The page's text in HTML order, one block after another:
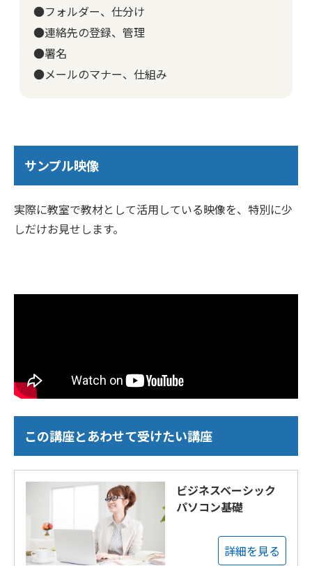
●フォルダー、仕分け
●連絡先の登録、管理
●署名
●メールのマナー、仕組み
サンプル映像
実際に教室で教材として活用している映像を、特別に少
しだけお見せします。
この講座とあわせて受けたい講座
ビジネスベーシック
パソコン基礎
詳細を見る